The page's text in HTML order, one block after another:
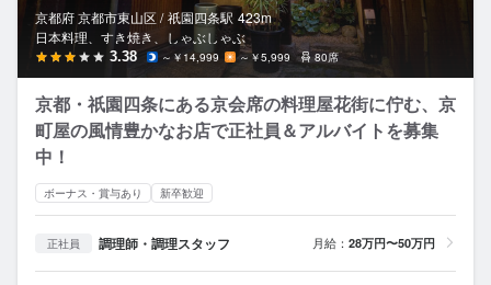
京都府 京都市東山区 / 祇園四条駅 423m
日本料理、すき焼き、しゃぶしゃぶ
3.38 ～￥14,999 ～￥5,999 80席
京都・祇園四条にある京会席の料理屋花街に佇む、京
町屋の風情豊かなお店で正社員＆アルバイトを募集
中！
ボーナス・賞与あり 新卒歓迎
正社員 調理師・調理スタッフ 月給： 28万円〜50万円